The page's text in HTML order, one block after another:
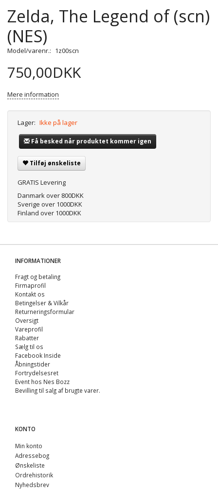
Zelda, The Legend of (scn)
(NES)
Model/varenr.: 1z00scn
750,00DKK
Mere information
Lager: Ikke på lager
Få besked når produktet kommer igen
Tilføj ønskeliste
GRATIS Levering
Danmark over 800DKK
Sverige over 1000DKK
Finland over 1000DKK
INFORMATIONER
Fragt og betaling
Firmaprofil
Kontakt os
Betingelser & Vilkår
Returneringsformular
Oversigt
Vareprofil
Rabatter
Sælg til os
Facebook Inside
Åbningstider
Fortrydelsesret
Event hos Nes Bozz
Bevilling til salg af brugte varer.
KONTO
Min konto
Adressebog
Ønskeliste
Ordrehistorik
Nyhedsbrev